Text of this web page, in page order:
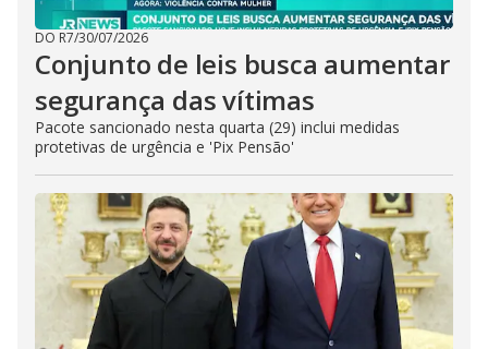
DO R7/30/07/2026
Conjunto de leis busca aumentar
segurança das vítimas
Pacote sancionado nesta quarta (29) inclui medidas
protetivas de urgência e 'Pix Pensão'